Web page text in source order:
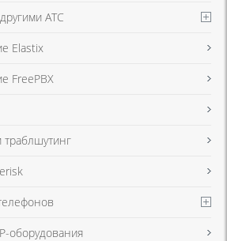
моих персональных данных для связи
в отношении обработки персональных
АТС
Elastix
FreePBX
оборудования